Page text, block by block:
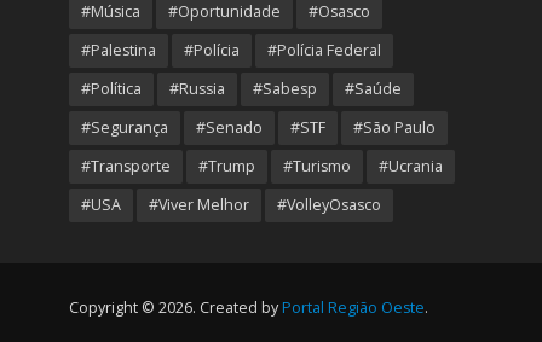
#Música
#Oportunidade
#Osasco
#Palestina
#Polícia
#Polícia Federal
#Política
#Russia #Sabesp
#Saúde
#Segurança
#Senado #STF
#São Paulo
#Transporte
#Trump #Turismo
#Ucrania
#USA
#Viver Melhor #VolleyOsasco
Copyright © 2026. Created by Portal Região Oeste.